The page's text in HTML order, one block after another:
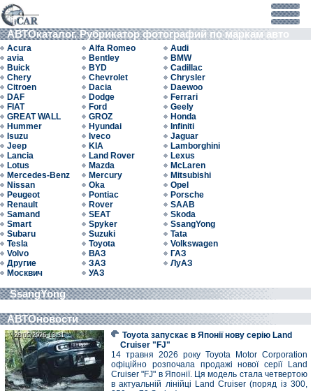
АВТОкаталог. Рубрикатор фотографий по маркам авто
Acura Alfa Romeo
Audi
avia
Bentley
BMW
Buick
BYD
Cadillac
Chery
Chevrolet
Chrysler
Citroen
Dacia
Daewoo
DAF
Dodge
Ferrari
FIAT
Ford
Geely
GREAT WALL
GROZ
Honda
Hummer
Hyundai
Infiniti
Isuzu
Iveco
Jaguar
Jeep
KIA
Lamborghini
Lancia
Land Rover
Lexus
Lotus
Mazda
McLaren
Mercedes-Benz
Mercury
Mitsubishi
Nissan
Oka
Opel
Peugeot
Pontiac
Porsche
Renault
Rover
SAAB
Samand
SEAT
Skoda
Smart
Spyker
SsangYong
Subaru
Suzuki
Tata
Tesla
Toyota
Volkswagen
Volvo
ВАЗ
ГАЗ
Другие
ЗАЗ
ЛуАЗ
Москвич
УАЗ
SsangYong
АВТОновости
28/05/2026 13:31
28/05/2026 13:31
Toyota запускає в Японії нову серію Land
Cruiser "FJ"
14 травня 2026 року Toyota Motor Corporation
офіційно розпочала продажі нової серії Land
Cruiser "FJ" в Японії. Ця модель стала четвертою
в актуальній лінійці Land Cruiser (поряд із 300,